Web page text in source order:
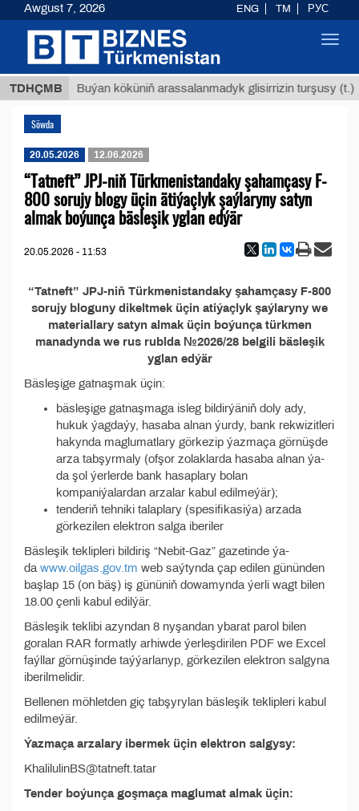
TDHÇMB
ТМТ Buýan köküniň arassalanmadyk glisirrizin turşusy (t.)
Söwda
20.05.2026 12.06.2026
“Tatneft” JPJ-niň Türkmenistandaky şahamçasy F-
800 sorujy blogy üçin ätiýaçlyk şaýlaryny satyn
almak boýunça bäsleşik yglan edýär
20.05.2026 - 11:53
“Tatneft” JPJ-niň Türkmenistandaky şahamçasy F-800
sorujy bloguny dikeltmek üçin atiýaçlyk şaýlaryny we
materiallary satyn almak üçin boýunça türkmen
manadynda we rus rublda №2026/28 belgili bäsleşik
yglan edýär
Bäsleşige gatnaşmak üçin:
bäsleşige gatnaşmaga isleg bildirýäniň doly ady,
hukuk ýagdaýy, hasaba alnan ýurdy, bank rekwizitleri
hakynda maglumatlary görkezip ýazmaça görnüşde
arza tabşyrmaly (ofşor zolaklarda hasaba alnan ýa-
da şol ýerlerde bank hasaplary bolan
kompaniýalardan arzalar kabul edilmeýär);
tenderiň tehniki talaplary (spesifikasiýa) arzada
görkezilen elektron salga iberiler
Bäsleşik teklipleri bildiriş “Nebit-Gaz” gazetinde ýa-
da www.oilgas.gov.tm web saýtynda çap edilen gününden
başlap 15 (on bäş) iş gününiň dowamynda ýerli wagt bilen
18.00 çenli kabul edilýär.
Bäsleşik teklibi azyndan 8 nyşandan ybarat parol bilen
goralan RAR formatly arhiwde ýerleşdirilen PDF we Excel
faýllar görnüşinde taýýarlanyp, görkezilen elektron salgyna
iberilmelidir.
Bellenen möhletden giç tabşyrylan bäsleşik teklipleri kabul
edilmeýär.
Ýazmaça arzalary ibermek üçin elektron salgysy:
KhalilulinBS@tatneft.tatar
Tender boýunça goşmaça maglumat almak üçin:
Awgust 7, 2026 ENG TM РУС